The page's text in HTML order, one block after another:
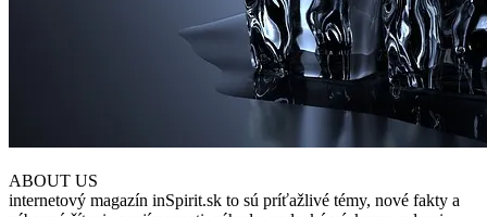
ABOUT US
internetový magazín inSpirit.sk to sú príťažlivé témy, nové fakty a